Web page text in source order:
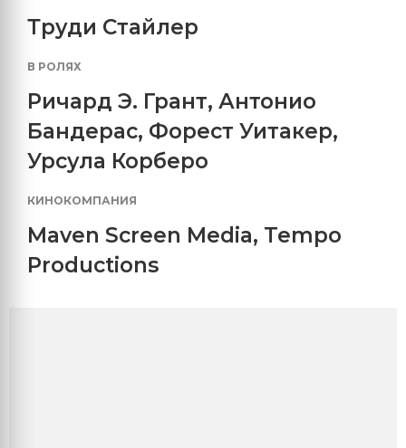
Труди Стайлер
В РОЛЯХ
Ричард Э. Грант, Антонио
Бандерас, Форест Уитакер,
Урсула Корберо
КИНОКОМПАНИЯ
Maven Screen Media, Tempo
Productions